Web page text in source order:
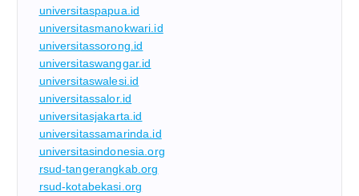
universitaspapua.id
universitasmanokwari.id
universitassorong.id
universitaswanggar.id
universitaswalesi.id
universitassalor.id
universitasjakarta.id
universitassamarinda.id
universitasindonesia.org
rsud-tangerangkab.org
rsud-kotabekasi.org